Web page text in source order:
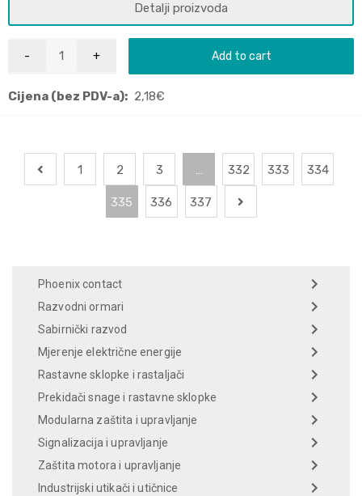
Detalji proizvoda
Add to cart
Cijena (bez PDV-a): 2,18€
1 2 3 … 332 333 334
335 336 337
Phoenix contact
Razvodni ormari
Sabirnički razvod
Mjerenje električne energije
Rastavne sklopke i rastaljači
Prekidači snage i rastavne sklopke
Modularna zaštita i upravljanje
Signalizacija i upravljanje
Zaštita motora i upravljanje
Industrijski utikači i utičnice